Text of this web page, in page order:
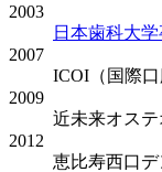
2003
日本歯科大
2007
ICOI（国際
2009
近未来オス
2012
恵比寿西口